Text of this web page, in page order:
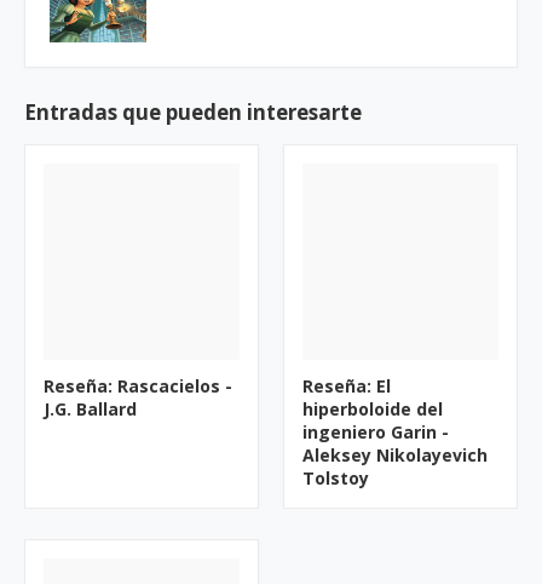
Entradas que pueden interesarte
Reseña: Rascacielos -
J.G. Ballard
Reseña: El
hiperboloide del
ingeniero Garin -
Aleksey Nikolayevich
Tolstoy